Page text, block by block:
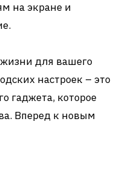
на экране и
для вашего
настроек – это
гаджета, которое
Вперед к новым